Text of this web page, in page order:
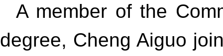
A member of the
degree, Cheng Aiguo